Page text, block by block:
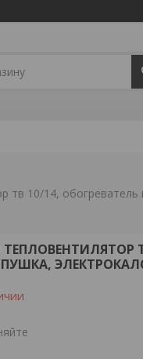
тв 10/14,
ТЕПЛОВЕНТИЛЯТОР